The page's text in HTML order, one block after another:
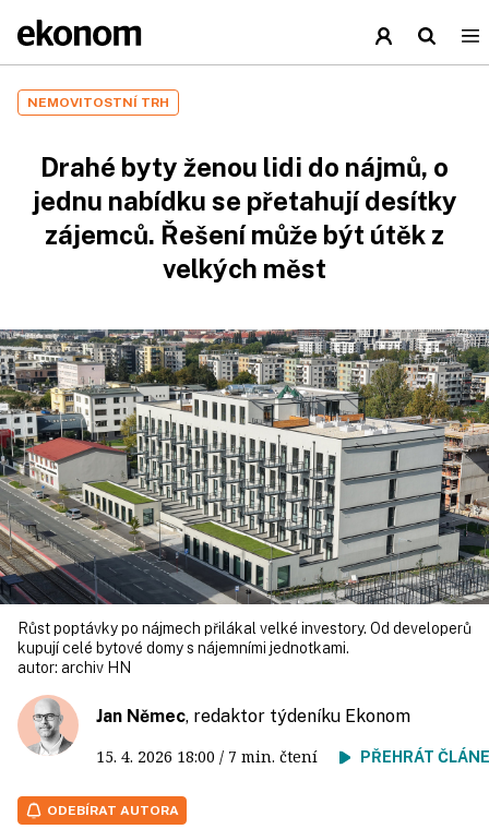
NEMOVITOSTNÍ TRH
Drahé byty ženou lidi do nájmů, o
jednu nabídku se přetahují desítky
zájemců. Řešení může být útěk z
velkých měst
Růst poptávky po nájmech přilákal velké investory. Od developerů
kupují celé bytové domy s nájemními jednotkami.
autor: archiv HN
Jan Němec, redaktor týdeníku Ekonom
15. 4. 2026 18:00 / 7 min. čtení PŘEHRÁT
ODEBÍRAT AUTORA